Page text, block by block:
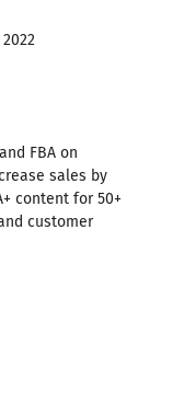
FBA on
sales by
content for 50+
customer